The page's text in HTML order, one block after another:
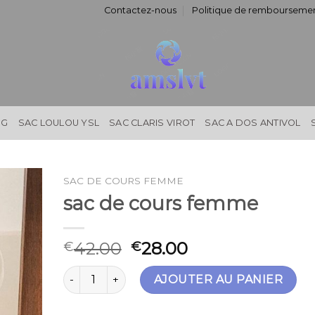
Contactez-nous Politique de
SAC LOULOU YSL SAC CLARIS VIROT SAC A DOS ANTIVOL
SAC DE COURS FEMME
sac de cours femme
€42.00 €28.00
quantité de sac de cours femme
AJOUTER AU PANIER